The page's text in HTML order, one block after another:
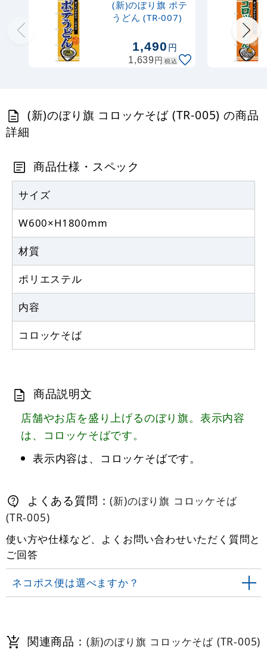
売り切れ中
購入不可
定番のぼり竿 オリジナルのぼりポール
1.6～3m 伸縮式 水色 (30537SBL)
367円 税抜
注水型マルチのぼりスタンド 20L
カゴへ
(新)のぼり旗 ポテ
うどん (TR-007)
1,490円
1,639円 税込
(新)のぼり旗 コロッケそば (TR-005) の商品
詳細
商品仕様・スペック
サイズ
W600×H1800mm
材質
ポリエステル
内容
コロッケそば
商品説明文
店舗やお店を盛り上げるのぼり旗。表示内容
は、コロッケそばです。
表示内容は、コロッケそばです。
よくある質問：(新)のぼり旗 コロッケそば
(TR-005)
使い方や仕様など、よくお問い合わせいただく質問と
ご回答
ネコポス便は選べますか？
関連商品： (新)のぼり旗 コロッケそば (TR-005)